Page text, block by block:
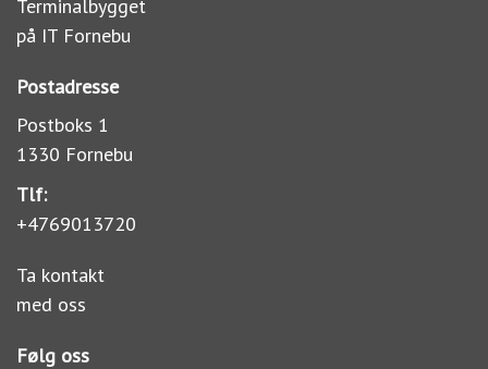
Terminalbygget
på IT Fornebu
Postadresse
Postboks 1
1330 Fornebu
Tlf:
+4769013720
Ta kontakt
med oss
Følg oss